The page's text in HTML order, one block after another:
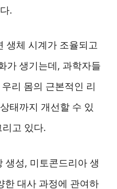
.
생체 시계가 조율되고
가 생기는데, 과학자들
리 몸의 근본적인 리
태까지 개선할 수 있
고 있다.
생성, 미토콘드리아 생
한 대사 과정에 관여하